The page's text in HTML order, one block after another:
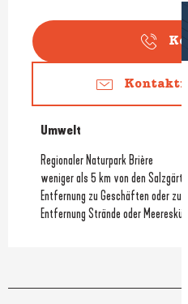
Umwelt
Umwelt
Regionaler Naturpark Brière
weniger als 5 km von den
Entfernung zu Geschäften oder
Entfernung Strände oder